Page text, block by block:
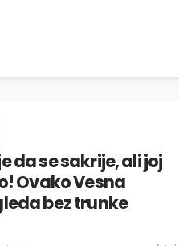
da se sakrije, ali joj
Ovako Vesna
bez trunke